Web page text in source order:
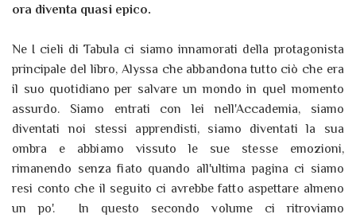
ora diventa quasi epico.
Ne I cieli di Tabula ci siamo innamorati della protagonista
principale del libro, Alyssa che abbandona tutto ciò che era
il suo quotidiano per salvare un mondo in quel momento
assurdo. Siamo entrati con lei nell'Accademia, siamo
diventati noi stessi apprendisti, siamo diventati la sua
ombra e abbiamo vissuto le sue stesse emozioni,
rimanendo senza fiato quando all'ultima pagina ci siamo
resi conto che il seguito ci avrebbe fatto aspettare almeno
un po'. In questo secondo volume ci ritroviamo